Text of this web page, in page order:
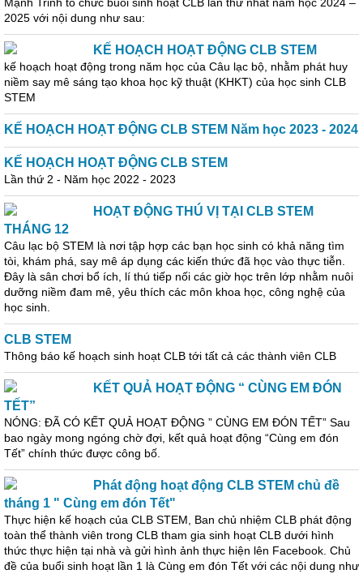
2025 với nội dung như sau:
KẾ HOẠCH HOẠT ĐỘNG CLB STEM
kế hoạch hoạt động trong năm học của Câu lạc bộ, nhằm phát huy
niềm say mê sáng tạo khoa học kỹ thuật (KHKT) của học sinh CLB
STEM
KẾ HOẠCH HOẠT ĐỘNG CLB STEM Năm học 2023 - 2024
KẾ HOẠCH HOẠT ĐỘNG CLB STEM
Lần thứ 2 - Năm học 2022 - 2023
HOẠT ĐỘNG THÚ VỊ TẠI CLB STEM
THÁNG 12
Câu lạc bộ STEM là nơi tập hợp các bạn học sinh có khả năng tìm
tòi, khám phá, say mê áp dụng các kiến thức đã học vào thực tiễn.
Đây là sân chơi bổ ích, lí thú tiếp nối các giờ học trên lớp nhằm nuôi
dưỡng niềm đam mê, yêu thích các môn khoa học, công nghệ của
học sinh.
CLB STEM
Thông báo kế hoạch sinh hoạt CLB tới tất cả các thành viên CLB
KẾT QUẢ HOẠT ĐỘNG “ CÙNG EM ĐÓN
TẾT”
NÓNG: ĐÃ CÓ KẾT QUẢ HOẠT ĐỘNG ” CÙNG EM ĐÓN TẾT” Sau
bao ngày mong ngóng chờ đợi, kết quả hoạt động “Cùng em đón
Tết” chính thức được công bố.
Phát động hoạt động CLB STEM chủ đề
tháng 1 " Cùng em đón Tết"
Thực hiện kế hoạch của CLB STEM, Ban chủ nhiệm CLB phát động
toàn thể thành viên trong CLB tham gia sinh hoạt CLB dưới hình
thức thực hiện tại nhà và gửi hình ảnh thực hiện lên Facebook. Chủ
đề của buổi sinh hoạt lần 1 là Cùng em đón Tết với các nội dung như